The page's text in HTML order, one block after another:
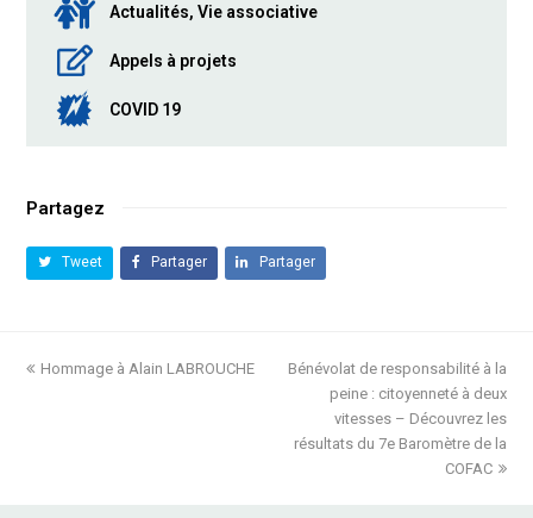
Actualités, Vie associative
Appels à projets
COVID 19
Partagez
Tweet Partager Partager
previous
Hommage à Alain LABROUCHE
next
Bénévolat de responsabilité à la
peine : citoyenneté à deux
vitesses – Découvrez les
résultats du 7e Baromètre de la
COFAC